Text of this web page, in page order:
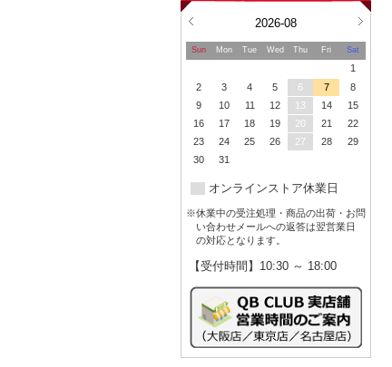
2026-08
Sun Mon Tue Wed Thu Fri Sat
1
2
3 4 5 6 7
8
9
10 11 12 13 14
15
16
17 18 19 20 21
22
23
24 25 26 27 28
29
30
31
オンラインストア休業日
※休業中の受注処理・商品の出荷・お問
い合わせメールへの返答は翌営業日
の対応となります。
【受付時間】10:30 ～ 18:00